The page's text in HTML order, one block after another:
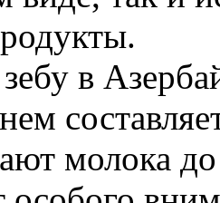
в
молока